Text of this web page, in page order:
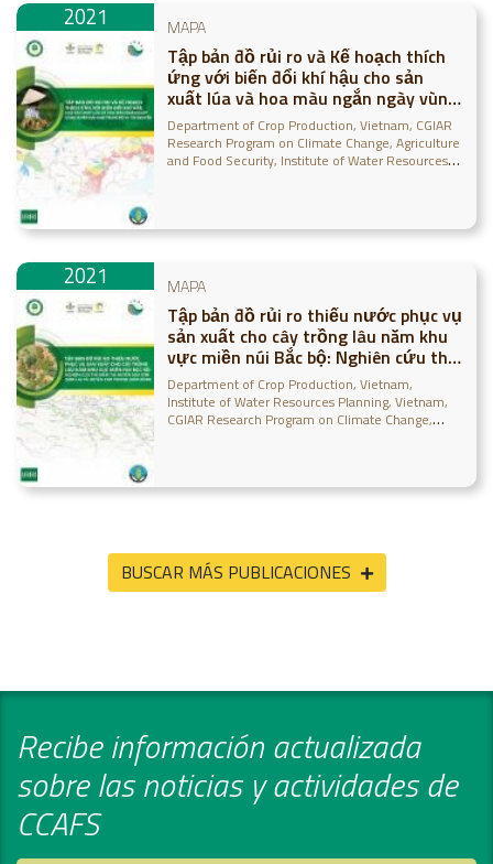
2021 MAPA
Tập bản đồ rủi ro và Kế hoạch thích
ứng với biến đổi khí hậu cho sản
xuất lúa và hoa màu ngắn ngày vùng
Duyên hải Nam Trung bộ và Tây
Nguyên
Department of Crop Production, Vietnam CGIAR
Research Program on Climate Change, Agriculture
and Food Security Institute of Water Resources
2021 MAPA
Tập bản đồ rủi ro thiếu nước phục vụ
sản xuất cho cây trồng lâu năm khu
vực miền núi Bắc bộ: Nghiên cứu thí
điểm tại huyện Mai Sơn (Sơn La) và
huyện Cao Phong (Hòa Bình)
Department of Crop Production, Vietnam
Institute of Water Resources Planning, Vietnam
CGIAR Research Program on Climate Change,
BUSCAR MÁS PUBLICACIONES
Recibe información actualizada
sobre las noticias y actividades de
CCAFS